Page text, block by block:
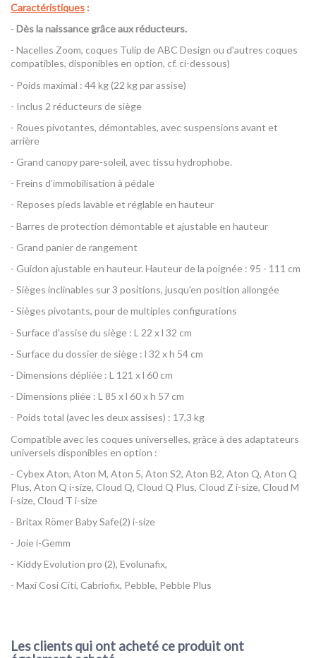
Caractéristiques :
- Dès la naissance grâce aux réducteurs.
- Nacelles Zoom, coques Tulip de ABC Design ou d'autres coques
compatibles, disponibles en option, cf. ci-dessous)
- Poids maximal : 44 kg (22 kg par assise)
- Inclus 2 réducteurs de siège
- Roues pivotantes, démontables, avec suspensions avant et
arrière
- Grand canopy pare-soleil, avec tissu hydrophobe.
- Freins d’immobilisation à pédale
- Reposes pieds lavable et réglable en hauteur
- Barres de protection démontable et ajustable en hauteur
- Grand panier de rangement
- Guidon ajustable en hauteur. Hauteur de la poignée : 95 - 111 cm
- Sièges inclinables sur 3 positions, jusqu'en position allongée
- Sièges pivotants, pour de multiples configurations
- Surface d'assise du siège : L 22 x l 32 cm
- Surface du dossier de siège : l 32 x h 54 cm
- Dimensions dépliée : L 121 x l 60 cm
- Dimensions pliée : L 85 x l 60 x h 57 cm
- Poids total (avec les deux assises) : 17,3 kg
Compatible avec les coques universelles, grâce à des adaptateurs
universels disponibles en option :
- Cybex Aton, Aton M, Aton 5, Aton S2, Aton B2, Aton Q, Aton Q
Plus, Aton Q i-size, Cloud Q, Cloud Q Plus, Cloud Z i-size, Cloud M
i-size, Cloud T i-size
- Britax Römer Baby Safe(2) i-size
- Joie i-Gemm
- Kiddy Evolution pro (2), Evolunafix,
- Maxi Cosi Citi, Cabriofix, Pebble, Pebble Plus
Les clients qui ont acheté ce produit ont